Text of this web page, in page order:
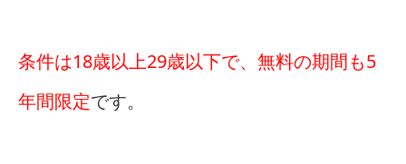
条件は18歳以上29歳以下で、無料の期間も5
年間限定です。